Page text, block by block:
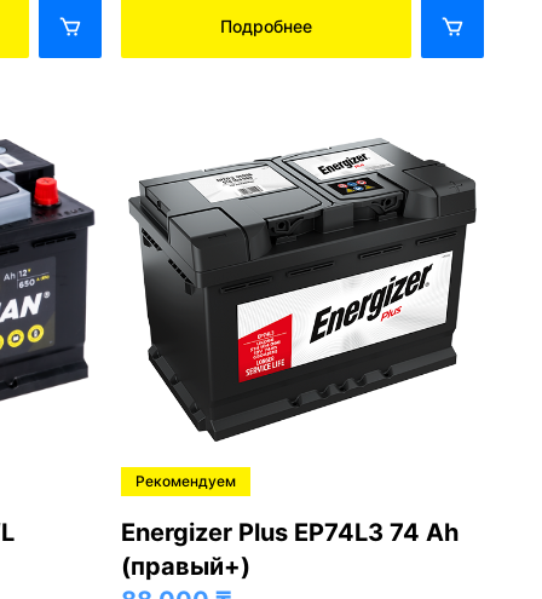
Подробнее
Рекомендуем
Energizer Plus EP74L3 74 Ah
(правый+)